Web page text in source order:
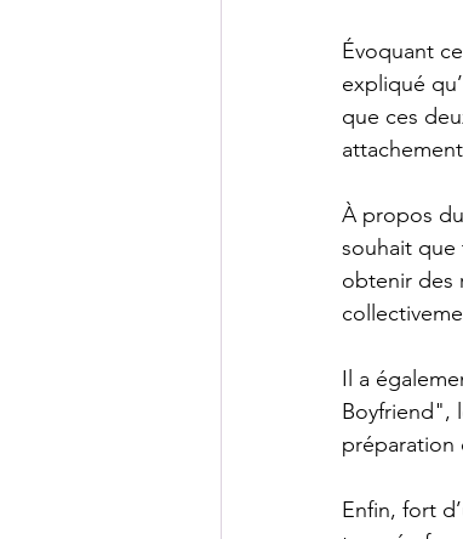
Évoquant
expliqué
que ces
À propos
souhait que
obtenir des
Il a
Boyfriend",
préparation
Enfin, fort